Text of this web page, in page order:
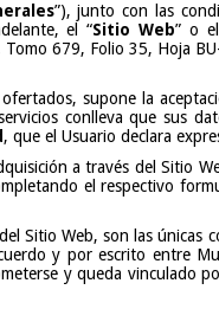
”), junto con las
el “Sitio Web” o
679, Folio 35, Hoja
supone la
conlleva que sus
, que el Usuario declara
a través del Sitio
el respectivo
del Sitio Web, son las únicas
y por escrito entre
y queda vinculado